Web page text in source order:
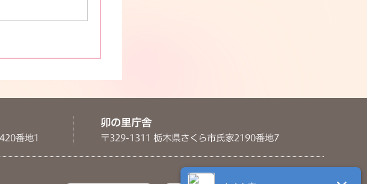
番地1
卯の里庁舎
〒329-1311 栃木県さくら市氏家2190番地7